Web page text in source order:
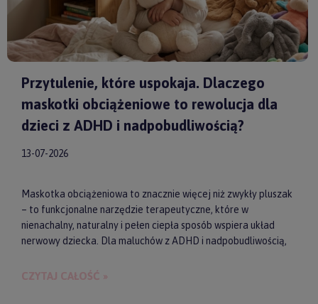
Przytulenie, które uspokaja. Dlaczego
maskotki obciążeniowe to rewolucja dla
dzieci z ADHD i nadpobudliwością?
13-07-2026
Maskotka obciążeniowa to znacznie więcej niż zwykły pluszak
– to funkcjonalne narzędzie terapeutyczne, które w
nienachalny, naturalny i pełen ciepła sposób wspiera układ
nerwowy dziecka. Dla maluchów z ADHD i nadpobudliwością,
dociążony przyjaciel może stać się kluczem do upragnionego
CZYTAJ CAŁOŚĆ »